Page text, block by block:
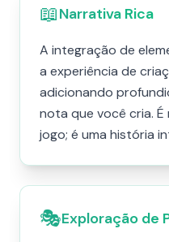
📖Narrativa Rica
A integração de
a experiência de
adicionando
nota que você cria. É
jogo; é uma história
🎭Exploração de